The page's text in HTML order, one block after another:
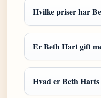
Hvilke priser har
Er Beth Hart gift
Hvad er Beth Harts